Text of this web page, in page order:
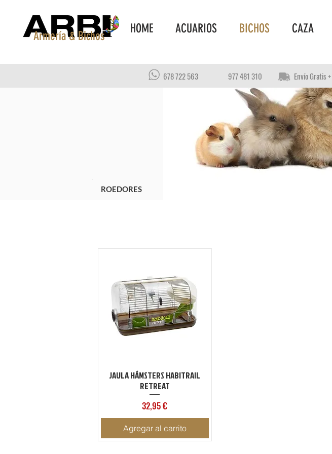
Armería & Bichos
HOME ACUARIOS BICHOS CAZA
678 722 563 977 481 310 Envío Gratis +
ROEDORES
Vista rápida
JAULA HÁMSTERS HABITRAIL
RETREAT
Precio
32,95 €
Agregar al carrito